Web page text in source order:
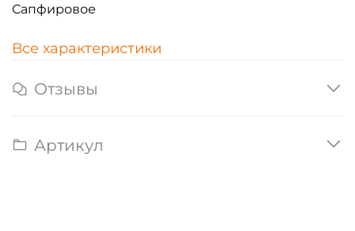
Сапфировое
Все характеристики
Отзывы
Артикул